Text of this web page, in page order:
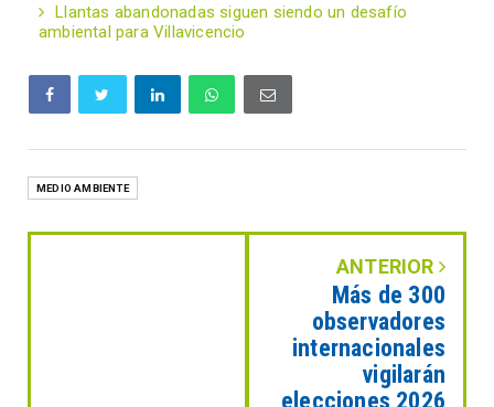
Llantas abandonadas siguen siendo un desafío
ambiental para Villavicencio
MEDIO AMBIENTE
ANTERIOR
Más de 300
observadores
internacionales
vigilarán
elecciones 2026